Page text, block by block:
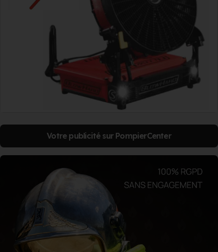
Votre publicité sur PompierCenter